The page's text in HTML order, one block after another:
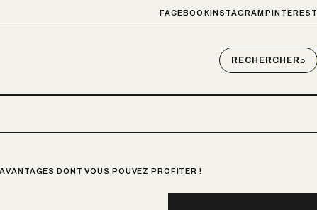
FACEBOOKINSTAGRAM PINTEREST
RECHERCHER⌕
DONT VOUS POUVEZ PROFITER !